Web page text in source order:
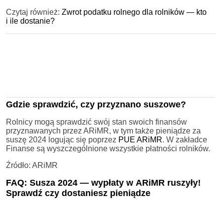
Czytaj również: Zwrot podatku rolnego dla rolników — kto
i ile dostanie?
Gdzie sprawdzić, czy przyznano suszowe?
Rolnicy mogą sprawdzić swój stan swoich finansów
przyznawanych przez ARiMR, w tym także pieniądze za
suszę 2024 logując się poprzez PUE ARiMR. W zakładce
Finanse są wyszczególnione wszystkie płatności rolników.
Źródło: ARiMR
FAQ: Susza 2024 — wypłaty w ARiMR ruszyły!
Sprawdź czy dostaniesz pieniądze